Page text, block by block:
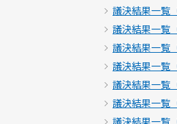
議決結果一覧
議決結果一覧
議決結果一覧
議決結果一覧
議決結果一覧
議決結果一覧
議決結果一覧